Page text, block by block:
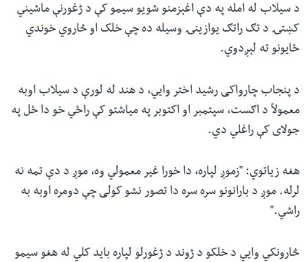
د سیلاب له امله په دې اغېزمنو شویو سیمو کې د ژغورنې ماشیني
کښتۍ د تګ راتګ یوازینۍ وسیله ده چې خلک او څاروي خوندي
ځایونو ته لېږدوي.
د پنجاب چارواکی رشيد اختر وايي، د هند له لورې د سیلاب اوبه
معمولاً د اګست، سپتمبر او اکتوبر په میاشتو کې راځي خو دا ځل په
جولای کې راغلي دي.
هغه زیاتوي: "زموږ لپاره، دا خورا غیر معمولي وه، موږ د دې تمه نه
لرله. موږ د بارانونو سره سره دا تصور نشو کولی چې دومره اوبه به
راشي."
څارونکي وايي د خلکو د ژوند د ژغورلو لپاره باید کلي له هغو سیمو